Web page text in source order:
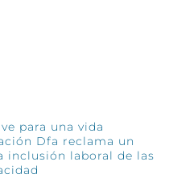
para una vida
Dfa reclama un
inclusión laboral de las